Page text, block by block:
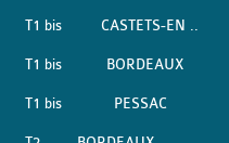
T1 bis CASTETS-EN ..
T1 bis BORDEAUX
T1 bis PESSAC